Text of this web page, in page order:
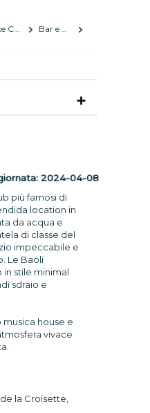
Nice Côte d'Azur
Bar e vita notturna
2024-04-08
più famosi di
location in
da acqua e
di classe del
impeccabile e
Le Baoli
stile minimal
sdraio e
musica house e
vivace
la Croisette,